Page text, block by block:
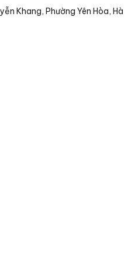
Khang, Phường Yên Hòa, Hà